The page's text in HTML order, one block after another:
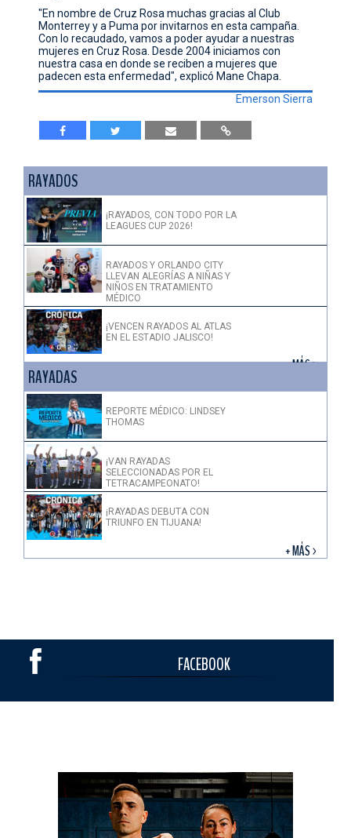
"En nombre de Cruz Rosa muchas gracias al Club
Monterrey y a Puma por invitarnos en esta campaña.
Con lo recaudado, vamos a poder ayudar a nuestras
mujeres en Cruz Rosa. Desde 2004 iniciamos con
nuestra casa en donde se reciben a mujeres que
padecen esta enfermedad", explicó Mane Chapa.
Emerson Sierra
RAYADOS
¡RAYADOS, CON TODO POR LA
LEAGUES CUP 2026!
RAYADOS Y ORLANDO CITY
LLEVAN ALEGRÍAS A NIÑAS Y
NIÑOS EN TRATAMIENTO
MÉDICO
¡VENCEN RAYADOS AL ATLAS
EN EL ESTADIO JALISCO!
+ MÁS >
RAYADAS
REPORTE MÉDICO: LINDSEY
THOMAS
¡VAN RAYADAS
SELECCIONADAS POR EL
TETRACAMPEONATO!
¡RAYADAS DEBUTA CON
TRIUNFO EN TIJUANA!
+ MÁS >
FACEBOOK